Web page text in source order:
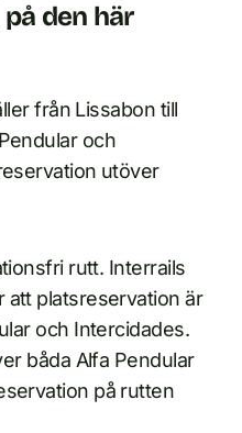
den här
från Lissabon till
och
utöver
rutt. Interrails
att platsreservation är
och Intercidades.
båda Alfa Pendular
på rutten